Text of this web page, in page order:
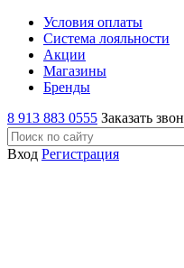
Условия оплаты
Система лояльности
Акции
Магазины
Бренды
8 913 883 0555 Заказать
Вход Регистрация